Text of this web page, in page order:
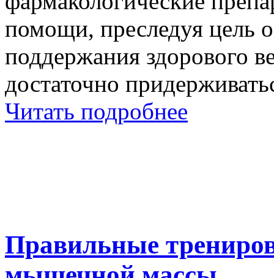
помощи, преследуя цель
поддержания здорового
достаточно
Читать подробнее
Правильные